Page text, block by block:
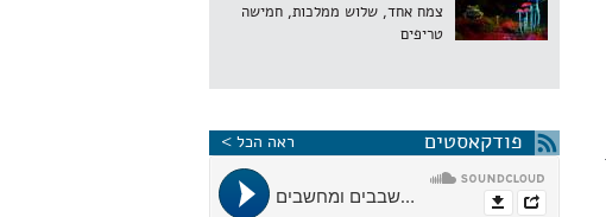
צמח אחד, שלוש ממלכות, חמישה
טריפים
פודקאסטים ראה הכל >